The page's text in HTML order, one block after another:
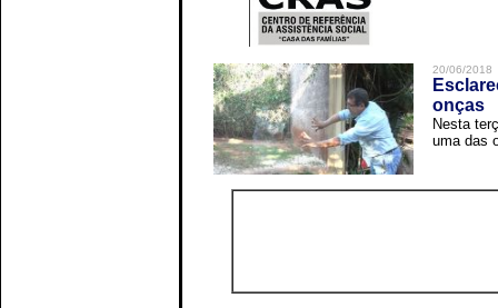
20/06/2018
onças
Nesta
uma das